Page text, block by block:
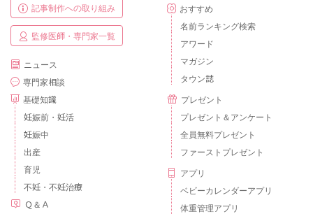
記事制作への取り組み
監修医師・専門家一覧
ニュース
専門家相談
基礎知識
妊娠前・妊活
妊娠中
出産
育児
不妊・不妊治療
Ｑ＆Ａ
おすすめ
名前ランキング検索
アワード
マガジン
タウン誌
プレゼント
プレゼント＆アンケート
全員無料プレゼント
ファーストプレゼント
アプリ
ベビーカレンダーアプリ
体重管理アプリ